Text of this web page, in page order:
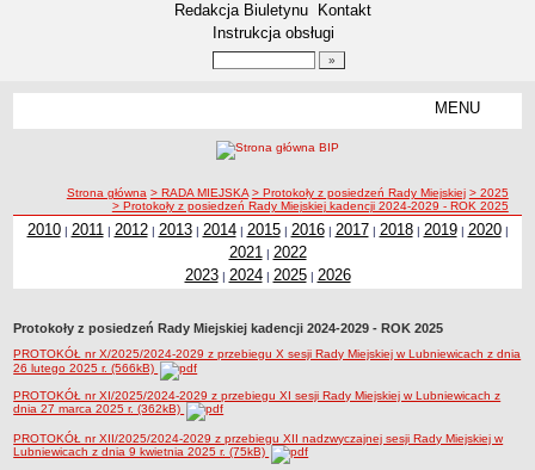
Redakcja Biuletynu
Kontakt
Instrukcja obsługi
MENU
Lokalizacja
Zadania publiczne
Strategia rozwoju Gminy
AKTUALNOŚCI I OBWIESZCZENIA
Aktualności
Obwieszczenia, ogłoszenia i komunikaty
KOMUNIKATY
ścieżka nawigacji
Strona główna > RADA MIEJSKA > Protokoły z posiedzeń Rady Miejskiej > 2025
> Protokoły z posiedzeń Rady Miejskiej kadencji 2024-2029 - ROK 2025
2010| 2011 | 2012| 2013| 2014| 2015| 2016| 2017 | 2018| 2019| 2020|
2021 | 2022
2023| 2024| 2025| 2026
Protokoły z posiedzeń Rady Miejskiej kadencji 2024-2029 - ROK 2025
PROTOKÓŁ nr X/2025/2024-2029 z przebiegu X sesji Rady Miejskiej w Lubniewicach z dnia
26 lutego 2025 r. (566kB)
PROTOKÓŁ nr XI/2025/2024-2029 z przebiegu XI sesji Rady Miejskiej w Lubniewicach z
dnia 27 marca 2025 r. (362kB)
PROTOKÓŁ nr XII/2025/2024-2029 z przebiegu XII nadzwyczajnej sesji Rady Miejskiej w
Lubniewicach z dnia 9 kwietnia 2025 r. (75kB)